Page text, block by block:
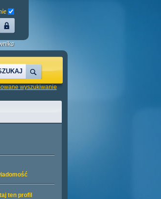
wyszukiwanie
ten profil